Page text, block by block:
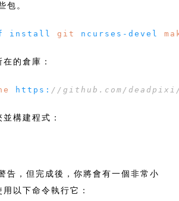
包。
install git ncurses - devel
在的倉庫：
https : //github.com/
並構建程式：
告，但完成後，你將會有一個非常小
用以下命令執行它：